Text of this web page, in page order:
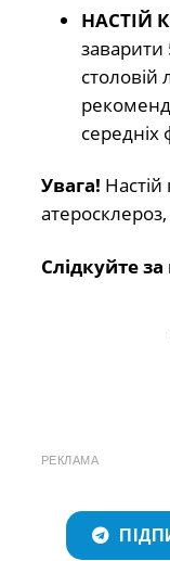
НАСТІЙ
столовій
Увага!
Слідкуйте
РЕКЛАМА